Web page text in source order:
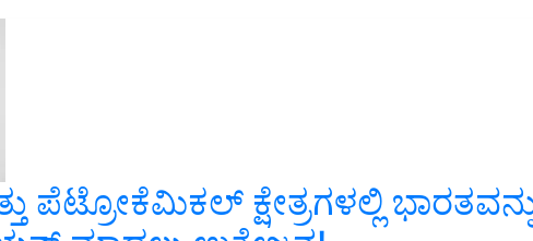
ಪೆಟ್ರೋಕೆಮಿಕಲ್ ಕ್ಷೇತ್ರಗಳಲ್ಲಿ ಭಾರತವನ್ನು
ಮಾಡಲು ಉತ್ತೇಜನ!